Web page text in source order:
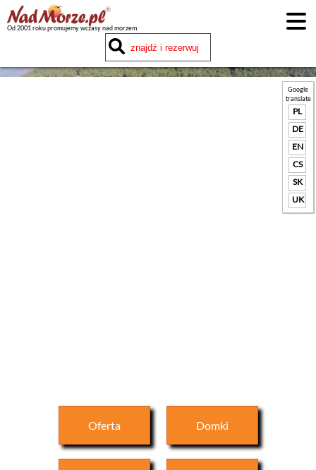
Od 2001 roku promujemy wczasy nad morzem
Google
translate
PL
DE
EN
CS
SK
UK
Oferta Domki